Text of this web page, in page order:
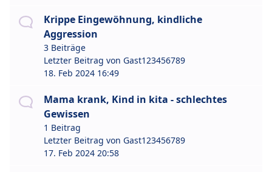
Krippe Eingewöhnung, kindliche
Aggression
3 Beiträge
Letzter Beitrag von Gast123456789
18. Feb 2024 16:49
Mama krank, Kind in kita - schlechtes
Gewissen
1 Beitrag
Letzter Beitrag von Gast123456789
17. Feb 2024 20:58